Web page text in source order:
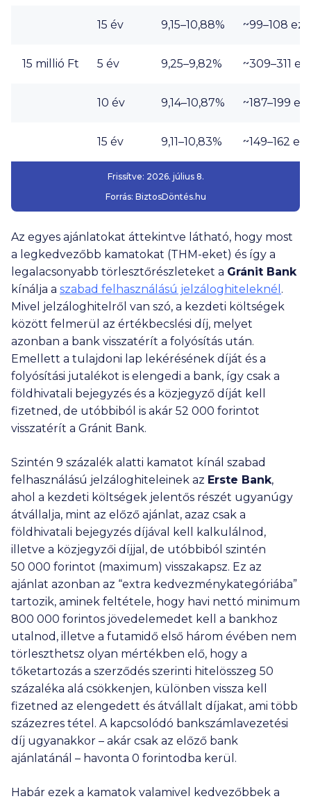
15 év 9,15–10,88% ~99–108
15 millió Ft 5 év 9,25–9,82% ~309–311
10 év 9,14–10,87% ~187–199
15 év 9,11–10,83% ~149–162
Frissítve: 2026. július 8.
Forrás: BiztosDöntés.hu
Az egyes ajánlatokat áttekintve látható, hogy most
a legkedvezőbb kamatokat (THM-eket) és így a
legalacsonyabb törlesztőrészleteket a Gránit Bank
kínálja a szabad felhasználású jelzáloghiteleknél .
Mivel jelzáloghitelről van szó, a kezdeti költségek
között felmerül az értékbecslési díj, melyet
azonban a bank visszatérít a folyósítás után.
Emellett a tulajdoni lap lekérésének díját és a
folyósítási jutalékot is elengedi a bank, így csak a
földhivatali bejegyzés és a közjegyző díját kell
fizetned, de utóbbiból is akár 52 000 forintot
visszatérít a Gránit Bank.
Szintén 9 százalék alatti kamatot kínál szabad
felhasználású jelzáloghiteleinek az Erste Bank,
ahol a kezdeti költségek jelentős részét ugyanúgy
átvállalja, mint az előző ajánlat, azaz csak a
földhivatali bejegyzés díjával kell kalkulálnod,
illetve a közjegyzői díjjal, de utóbbiból szintén
50 000 forintot (maximum) visszakapsz. Ez az
ajánlat azonban az “extra kedvezménykategóriába”
tartozik, aminek feltétele, hogy havi nettó minimum
800 000 forintos jövedelemedet kell a bankhoz
utalnod, illetve a futamidő első három évében nem
törleszthetsz olyan mértékben elő, hogy a
tőketartozás a szerződés szerinti hitelösszeg 50
százaléka alá csökkenjen, különben vissza kell
fizetned az elengedett és átvállalt díjakat, ami több
százezres tétel. A kapcsolódó bankszámlavezetési
díj ugyanakkor – akár csak az előző bank
ajánlatánál – havonta 0 forintodba kerül.
Habár ezek a kamatok valamivel kedvezőbbek a